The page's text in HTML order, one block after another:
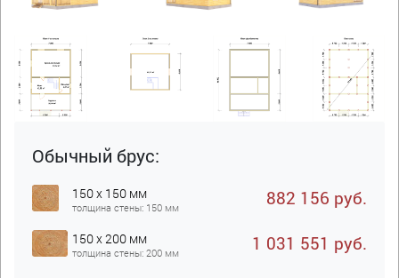
Обычный брус:
150 x 150 мм
толщина стены: 150 мм 882 156 руб.
150 x 200 мм
толщина стены: 200 мм 1 031 551 руб.